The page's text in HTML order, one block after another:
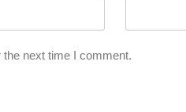
next time I comment.